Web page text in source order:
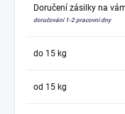
Doručení zásilky na
doručování 1-2 pracovní dny
do 15 kg
od 15 kg